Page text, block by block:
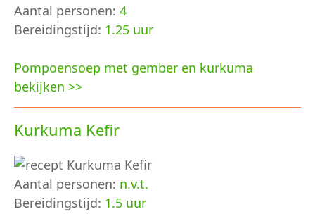
Aantal personen: 4
Bereidingstijd: 1.25 uur
Pompoensoep met gember en kurkuma
bekijken >>
Kurkuma Kefir
Aantal personen: n.v.t.
Bereidingstijd: 1.5 uur